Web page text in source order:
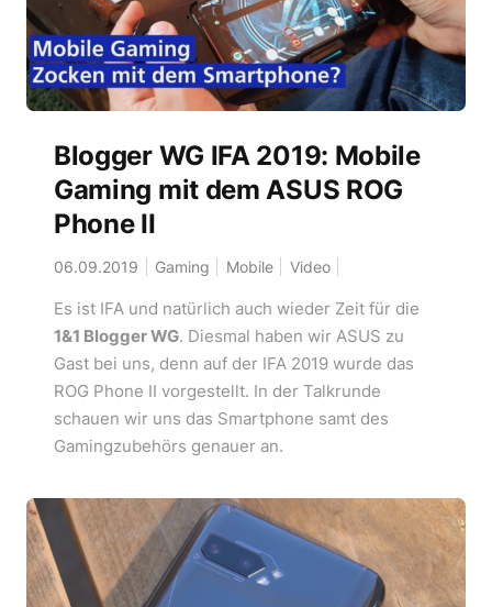
Blogger WG IFA 2019: Mobile
Gaming mit dem ASUS ROG
Phone II
06.09.2019 Gaming Mobile Video
Es ist IFA und natürlich auch wieder Zeit für die
1&1 Blogger WG. Diesmal haben wir ASUS zu
Gast bei uns, denn auf der IFA 2019 wurde das
ROG Phone II vorgestellt. In der Talkrunde
schauen wir uns das Smartphone samt des
Gamingzubehörs genauer an.